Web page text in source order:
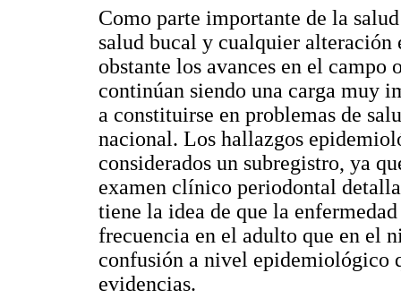
Como parte importante de la
salud bucal y cualquier
obstante los avances en el
continúan siendo una carga muy
a constituirse en problemas de
nacional. Los hallazgos
considerados un subregistro, ya
examen clínico periodontal
tiene la idea de que la
frecuencia en el adulto que en el
confusión a nivel epidemiológico
evidencias.